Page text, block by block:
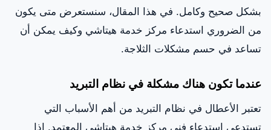
بشكل صحيح وكامل. في هذا المقال، سنستعرض متى يكون
من الضروري استدعاء مركز خدمة هيتاشي وكيف يمكن أن
تساعد في حسم مشكلات الثلاجة.
عندما تكون هناك مشكلة في نظام التبريد
تعتبر الأعطال في نظام التبريد من أهم الأسباب التي
تستدعي استدعاء فني مركز خدمة هيتاشي المعتمد. إذا